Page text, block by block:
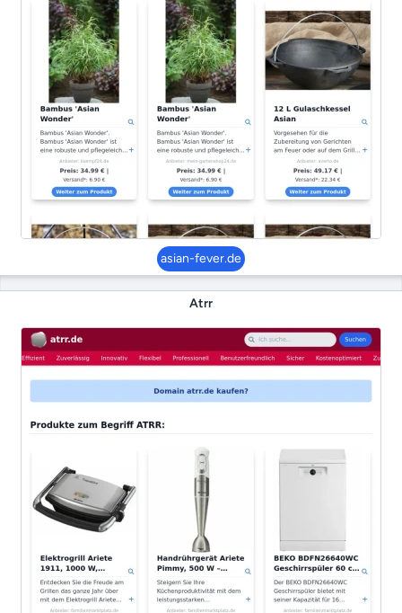
asian-fever.de
Atrr